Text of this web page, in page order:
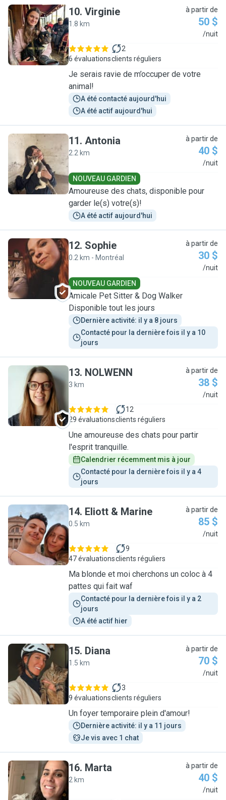
V
10. Virginie
1.8 km
à partir de
50 $
/nuit
6 évaluations
2
clients réguliers
Je serais ravie de m’occuper de votre
animal!
A été contacté aujourd'hui
A été actif aujourd'hui
A
11. Antonia
2.2 km
à partir de
40 $
/nuit
NOUVEAU GARDIEN
Amoureuse des chats, disponible pour
garder le(s) votre(s)!
A été actif aujourd'hui
S
12. Sophie
0.2 km - Montréal
à partir de
30 $
/nuit
NOUVEAU GARDIEN
Amicale Pet Sitter & Dog Walker
Disponible tout les jours
Dernière activité: il y a 8 jours
Contacté pour la dernière fois il y a 10
jours
N
13. NOLWENN
3 km
à partir de
38 $
/nuit
29 évaluations
12
clients réguliers
Une amoureuse des chats pour partir
l'esprit tranquille.
Calendrier récemment mis à jour
Contacté pour la dernière fois il y a 4
jours
E
14. Eliott & Marine
0.5 km
à partir de
85 $
/nuit
47 évaluations
9
clients réguliers
Ma blonde et moi cherchons un coloc à 4
pattes qui fait waf
Contacté pour la dernière fois il y a 2
jours
A été actif hier
D
15. Diana
1.5 km
à partir de
70 $
/nuit
9 évaluations
3
clients réguliers
Un foyer temporaire plein d'amour!
Dernière activité: il y a 11 jours
Je vis avec 1 chat
M
16. Marta
2 km
à partir de
40 $
/nuit